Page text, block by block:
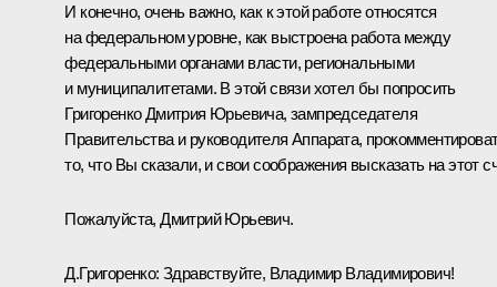
И конечно, очень важно, как к этой работе относятся
на федеральном уровне, как выстроена работа между
федеральными органами власти, региональными
и муниципалитетами. В этой связи хотел бы попросить
Григоренко Дмитрия Юрьевича, зампредседателя
Правительства и руководителя Аппарата,
то, что Вы сказали, и свои соображения высказать на этот
Пожалуйста, Дмитрий Юрьевич.
Д.Григоренко: Здравствуйте, Владимир Владимирович!